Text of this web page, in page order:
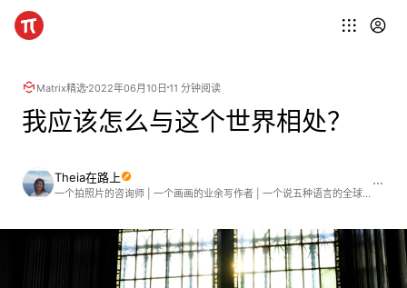
Matrix精选 2022年06月10日 11 分钟阅读
我应该怎么与这个世界相处？
Theia在路上
一个拍照片的咨询师 | 一个画画的业余写作者 | 一个说五种语言的全球青年 | 一个曾经梦想成为音乐家的现实资本主义者 | 个人微信公众号：Theia在路上